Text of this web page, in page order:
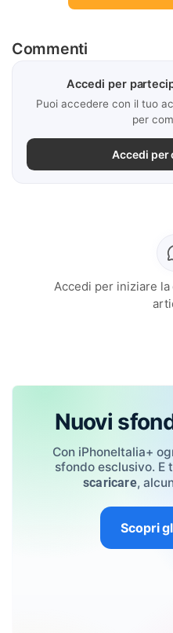
Commenti
Accedi per
Puoi accedere con il tuo
per
Accedi per
Accedi per iniziare
Nuovi
Con iPhoneItalia+
sfondo esclusivo. E
scaricare,
Scopri